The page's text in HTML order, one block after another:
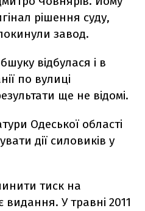
рішення суду,
завод.
відбулася і в
по вулиці
ще не відомі.
Одеської області
дії силовиків у
тиск на
видання. У травні 2011